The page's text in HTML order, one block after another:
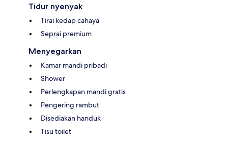
Tidur nyenyak
Tirai kedap cahaya
Seprai premium
Menyegarkan
Kamar mandi pribadi
Shower
Perlengkapan mandi gratis
Pengering rambut
Disediakan handuk
Tisu toilet